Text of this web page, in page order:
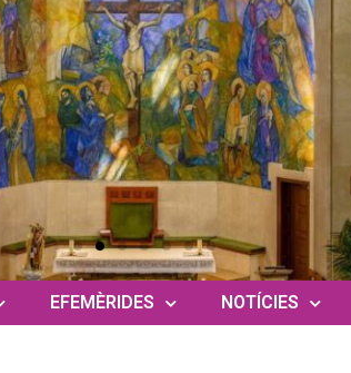
EFEMÈRIDES NOTÍCIES